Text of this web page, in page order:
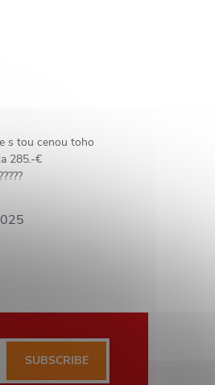
s tou cenou toho
285.-€
SUBSCRIBE